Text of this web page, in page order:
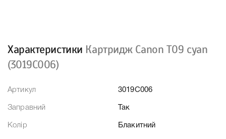
Характеристики Картридж Canon T09 cyan
(3019C006)
Артикул 3019C006
Заправний Так
Колір Блакитний